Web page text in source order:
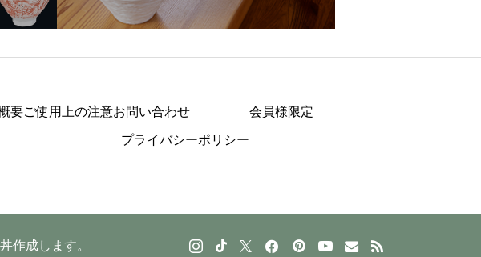
要ご使用上の注意お問い合わせ
プライバシーポリシー
会員様限定
作成します。